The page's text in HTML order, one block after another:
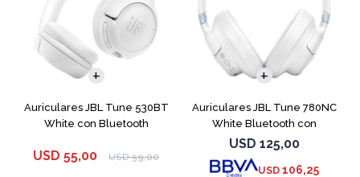
Auriculares JBL Tune 530BT
White con Bluetooth
USD 55,00 USD 59,00
Auriculares JBL Tune 780NC
White Bluetooth con
Micrófono
USD 125,00
USD 106,25